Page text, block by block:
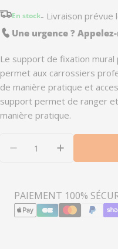
En stock- Livraison prévue
Une urgence ?
Le support de fixation
permet aux carrossiers
de manière pratique et
support permet de ranger
manière pratique.
Diminuer la
PAIEMENT 100%
Modes
de